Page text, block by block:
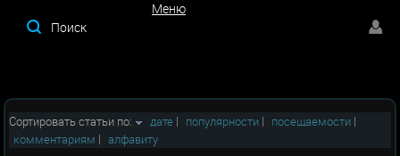
Меню
Сортировать статьи по: дате | популярности | посещаемости |
комментариям | алфавиту